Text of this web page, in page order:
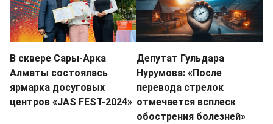
В сквере Сары-Арка
Алматы состоялась
ярмарка досуговых
центров «JAS FEST-2024»
Депутат Гульдара
Нурумова: «После
перевода стрелок
отмечается всплеск
обострения болезней»